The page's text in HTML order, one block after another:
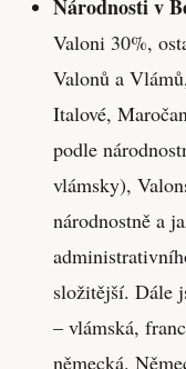
Národnosti v
Valoni 30%,
Valonů a
Italové,
podle
vlámsky),
národnostně a
složitější. Dále
– vlámská,
německá.